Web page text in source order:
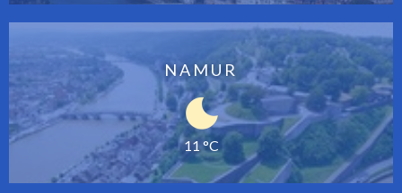
NAMUR
11 °C